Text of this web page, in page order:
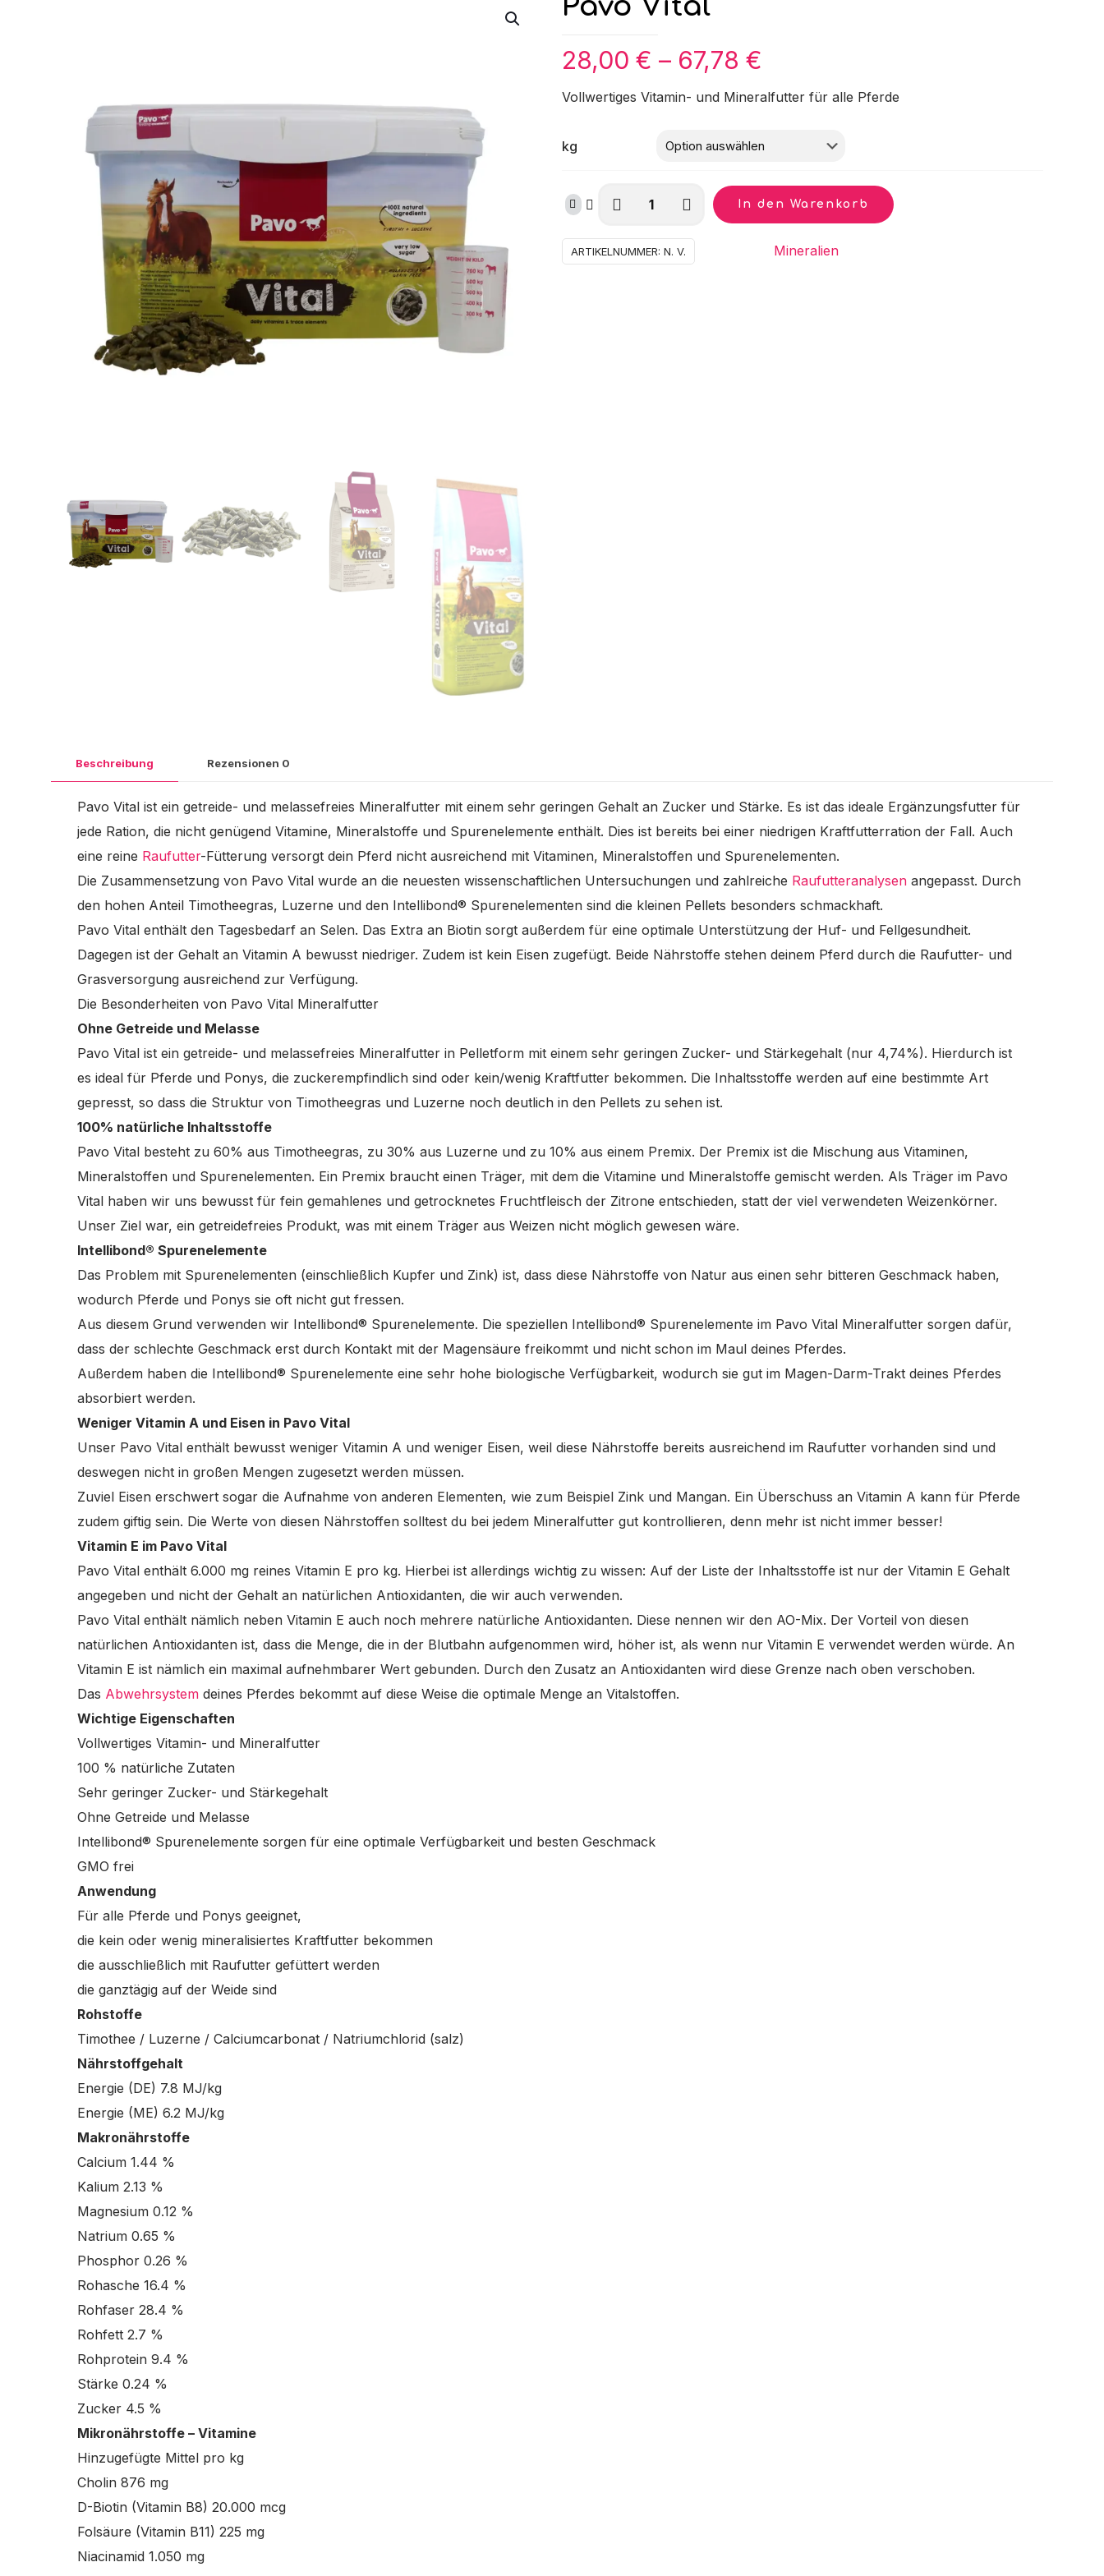
28,00 € – 67,78 €
bis
Vollwertiges Vitamin- und Mineralfutter für alle Pferde
kg
Pavo
Menge
In den Warenkorb
ARTIKELNUMMER: N. V. Mineralien
Beschreibung Rezensionen 0
Pavo Vital ist ein getreide- und melassefreies Mineralfutter mit einem sehr geringen Gehalt an Zucker und Stärke. Es ist das ideale Ergänzungsfutter für
jede Ration, die nicht genügend Vitamine, Mineralstoffe und Spurenelemente enthält. Dies ist bereits bei einer niedrigen Kraftfutterration der Fall. Auch
eine reine Raufutter-Fütterung versorgt dein Pferd nicht ausreichend mit Vitaminen, Mineralstoffen und Spurenelementen.
Die Zusammensetzung von Pavo Vital wurde an die neuesten wissenschaftlichen Untersuchungen und zahlreiche Raufutteranalysenangepasst. Durch
den hohen Anteil Timotheegras, Luzerne und den Intellibond® Spurenelementen sind die kleinen Pellets besonders schmackhaft.
Pavo Vital enthält den Tagesbedarf an Selen. Das Extra an Biotin sorgt außerdem für eine optimale Unterstützung der Huf- und Fellgesundheit.
Dagegen ist der Gehalt an Vitamin A bewusst niedriger. Zudem ist kein Eisen zugefügt. Beide Nährstoffe stehen deinem Pferd durch die Raufutter- und
Grasversorgung ausreichend zur Verfügung.
Die Besonderheiten von Pavo Vital Mineralfutter
Ohne Getreide und Melasse
Pavo Vital ist ein getreide- und melassefreies Mineralfutter in Pelletform mit einem sehr geringen Zucker- und Stärkegehalt (nur 4,74%). Hierdurch ist
es ideal für Pferde und Ponys, die zuckerempfindlich sind oder kein/wenig Kraftfutter bekommen. Die Inhaltsstoffe werden auf eine bestimmte Art
gepresst, so dass die Struktur von Timotheegras und Luzerne noch deutlich in den Pellets zu sehen ist.
100% natürliche Inhaltsstoffe
Pavo Vital besteht zu 60% aus Timotheegras, zu 30% aus Luzerne und zu 10% aus einem Premix. Der Premix ist die Mischung aus Vitaminen,
Mineralstoffen und Spurenelementen. Ein Premix braucht einen Träger, mit dem die Vitamine und Mineralstoffe gemischt werden. Als Träger im Pavo
Vital haben wir uns bewusst für fein gemahlenes und getrocknetes Fruchtfleisch der Zitrone entschieden, statt der viel verwendeten Weizenkörner.
Unser Ziel war, ein getreidefreies Produkt, was mit einem Träger aus Weizen nicht möglich gewesen wäre.
Intellibond® Spurenelemente
Das Problem mit Spurenelementen (einschließlich Kupfer und Zink) ist, dass diese Nährstoffe von Natur aus einen sehr bitteren Geschmack haben,
wodurch Pferde und Ponys sie oft nicht gut fressen.
Aus diesem Grund verwenden wir Intellibond® Spurenelemente. Die speziellen Intellibond® Spurenelemente im Pavo Vital Mineralfutter sorgen dafür,
dass der schlechte Geschmack erst durch Kontakt mit der Magensäure freikommt und nicht schon im Maul deines Pferdes.
Außerdem haben die Intellibond® Spurenelemente eine sehr hohe biologische Verfügbarkeit, wodurch sie gut im Magen-Darm-Trakt deines Pferdes
absorbiert werden.
Weniger Vitamin A und Eisen in Pavo Vital
Unser Pavo Vital enthält bewusst weniger Vitamin A und weniger Eisen, weil diese Nährstoffe bereits ausreichend im Raufutter vorhanden sind und
deswegen nicht in großen Mengen zugesetzt werden müssen.
Zuviel Eisen erschwert sogar die Aufnahme von anderen Elementen, wie zum Beispiel Zink und Mangan. Ein Überschuss an Vitamin A kann für Pferde
zudem giftig sein. Die Werte von diesen Nährstoffen solltest du bei jedem Mineralfutter gut kontrollieren, denn mehr ist nicht immer besser!
Vitamin E im Pavo Vital
Pavo Vital enthält 6.000 mg reines Vitamin E pro kg. Hierbei ist allerdings wichtig zu wissen: Auf der Liste der Inhaltsstoffe ist nur der Vitamin E Gehalt
angegeben und nicht der Gehalt an natürlichen Antioxidanten, die wir auch verwenden.
Pavo Vital enthält nämlich neben Vitamin E auch noch mehrere natürliche Antioxidanten. Diese nennen wir den AO-Mix. Der Vorteil von diesen
natürlichen Antioxidanten ist, dass die Menge, die in der Blutbahn aufgenommen wird, höher ist, als wenn nur Vitamin E verwendet werden würde. An
Vitamin E ist nämlich ein maximal aufnehmbarer Wert gebunden. Durch den Zusatz an Antioxidanten wird diese Grenze nach oben verschoben.
Das Abwehrsystemdeines Pferdes bekommt auf diese Weise die optimale Menge an Vitalstoffen.
Wichtige Eigenschaften
Vollwertiges Vitamin- und Mineralfutter
100 % natürliche Zutaten
Sehr geringer Zucker- und Stärkegehalt
Ohne Getreide und Melasse
Intellibond® Spurenelemente sorgen für eine optimale Verfügbarkeit und besten Geschmack
GMO frei
Anwendung
Für alle Pferde und Ponys geeignet,
die kein oder wenig mineralisiertes Kraftfutter bekommen
die ausschließlich mit Raufutter gefüttert werden
die ganztägig auf der Weide sind
Rohstoffe
Timothee / Luzerne / Calciumcarbonat / Natriumchlorid (salz)
Nährstoffgehalt
Energie (DE) 7.8 MJ/kg
Energie (ME) 6.2 MJ/kg
Makronährstoffe
Calcium 1.44 %
Kalium 2.13 %
Magnesium 0.12 %
Natrium 0.65 %
Phosphor 0.26 %
Rohasche 16.4 %
Rohfaser 28.4 %
Rohfett 2.7 %
Rohprotein 9.4 %
Stärke 0.24 %
Zucker 4.5 %
Mikronährstoffe – Vitamine
Hinzugefügte Mittel pro kg
Cholin 876 mg
D-Biotin (Vitamin B8) 20.000 mcg
Folsäure (Vitamin B11) 225 mg
Niacinamid 1.050 mg